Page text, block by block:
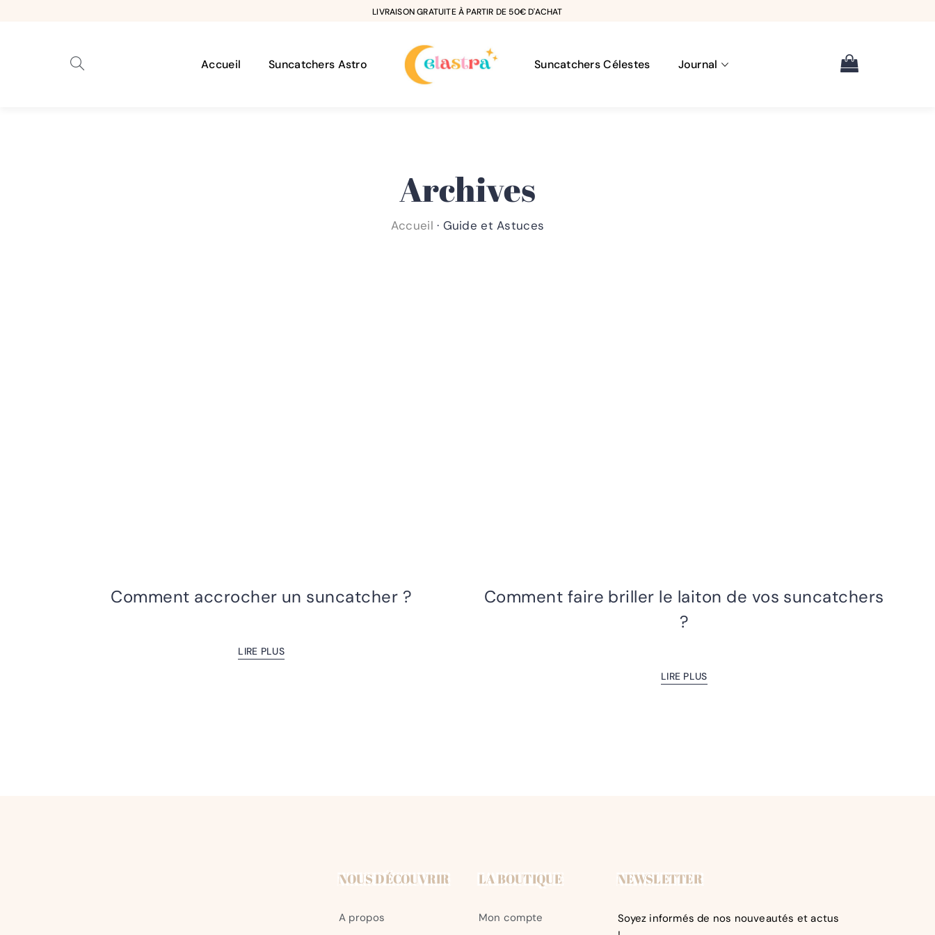
LIVRAISON GRATUITE À PARTIR DE 50€ D'ACHAT
Accueil Suncatchers Astro Suncatchers Célestes Journal
Archives
Accueil · Guide et Astuces
Comment accrocher un suncatcher ?
LIRE PLUS
Comment faire briller le laiton de vos suncatchers
?
LIRE PLUS
NOUS DÉCOUVRIR
A propos
LA BOUTIQUE
Mon compte
NEWSLETTER
Soyez informés de nos nouveautés et actus